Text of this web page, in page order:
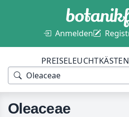
Anmelden
PREISELEUCHTKÄSTEN
Oleaceae